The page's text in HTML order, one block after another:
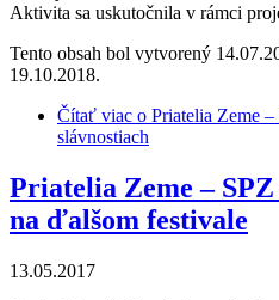
Aktivita sa uskutočnila v rámci
Tento obsah bol vytvorený
19.10.2018.
Čítať viac o Priatelia Zeme
slávnostiach
Priatelia Zeme –
na ďalšom festivale
13.05.2017